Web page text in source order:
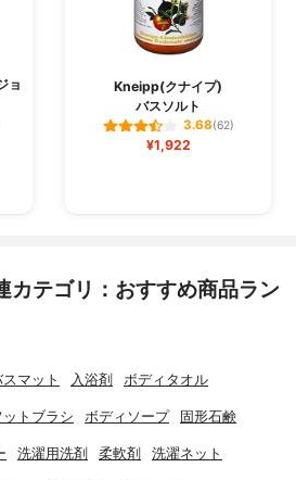
ョ
Kneipp(クナイプ)
バスソルト
3.68(62)
¥1,922
カテゴリ：おすすめ商品ラン
スマット 入浴剤 ボディタオル
ットブラシ ボディソープ 固形石鹸
洗濯用洗剤 柔軟剤 洗濯ネット